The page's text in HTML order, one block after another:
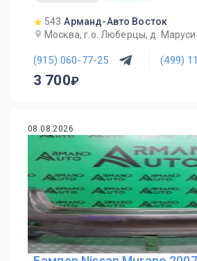
543 Арманд-Авто Восток
Москва, г.о. Люберцы, д.
(915) 060-77-25 (499)
3 700
08.08.2026